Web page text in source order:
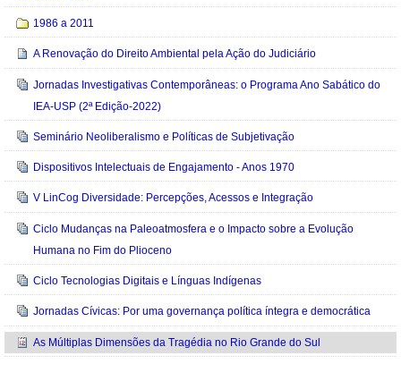
1986 a 2011
A Renovação do Direito Ambiental pela Ação do Judiciário
Jornadas Investigativas Contemporâneas: o Programa Ano Sabático do
IEA-USP (2ª Edição-2022)
Seminário Neoliberalismo e Políticas de Subjetivação
Dispositivos Intelectuais de Engajamento - Anos 1970
V LinCog Diversidade: Percepções, Acessos e Integração
Ciclo Mudanças na Paleoatmosfera e o Impacto sobre a Evolução
Humana no Fim do Plioceno
Ciclo Tecnologias Digitais e Línguas Indígenas
Jornadas Cívicas: Por uma governança política íntegra e democrática
As Múltiplas Dimensões da Tragédia no Rio Grande do Sul